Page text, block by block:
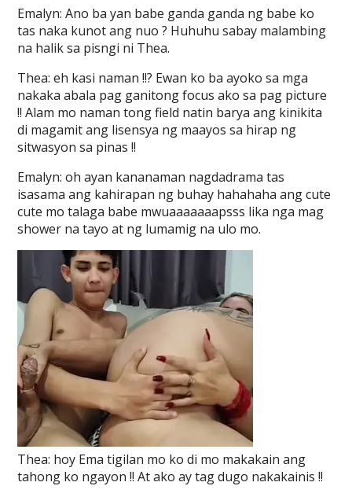
Emalyn: Ano ba yan babe ganda ganda ng babe ko
tas naka kunot ang nuo ? Huhuhu sabay malambing
na halik sa pisngi ni Thea.
Thea: eh kasi naman !!? Ewan ko ba ayoko sa mga
nakaka abala pag ganitong focus ako sa pag picture
!! Alam mo naman tong field natin barya ang kinikita
di magamit ang lisensya ng maayos sa hirap ng
sitwasyon sa pinas !!
Emalyn: oh ayan kananaman nagdadrama tas
isasama ang kahirapan ng buhay hahahaha ang cute
cute mo talaga babe mwuaaaaaaapsss lika nga mag
shower na tayo at ng lumamig na ulo mo.
Thea: hoy Ema tigilan mo ko di mo makakain ang
tahong ko ngayon !! At ako ay tag dugo nakakainis !!